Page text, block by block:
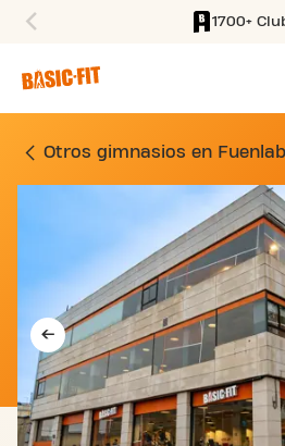
1700+
GIMNASIO
Otros gimnasios en